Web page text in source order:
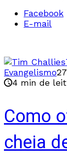
Facebook
E-mail
Evangelismo
4 min de
Como
cheia